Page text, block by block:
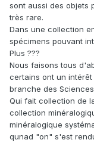
sont aussi des objets
très rare.
Dans une collection
spécimens pouvant
Plus ???
Nous faisons tous
certains ont un
branche des
Qui fait collection de
collection
minéralogique
qunad "on" s'est